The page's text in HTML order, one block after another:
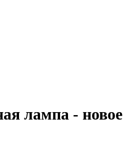
лампа - новое